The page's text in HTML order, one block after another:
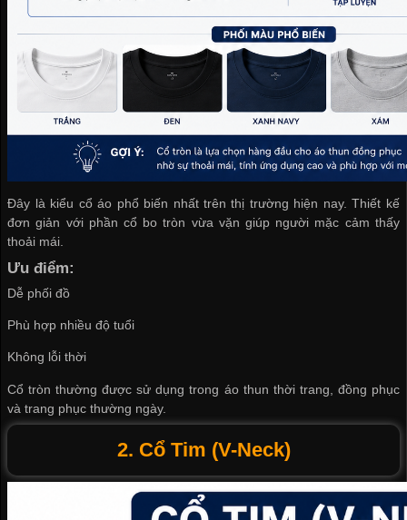
Đây là kiểu cổ áo phổ biến nhất trên thị trường hiện nay. Thiết kế
đơn giản với phần cổ bo tròn vừa vặn giúp người mặc cảm thấy
thoải mái.
Ưu điểm:
Dễ phối đồ
Phù hợp nhiều độ tuổi
Không lỗi thời
Cổ tròn thường được sử dụng trong áo thun thời trang, đồng phục
và trang phục thường ngày.
2. Cổ Tim (V-Neck)